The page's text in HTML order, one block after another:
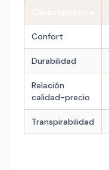
Confort
Durabilidad
Relación
calidad-precio
Transpirabilidad